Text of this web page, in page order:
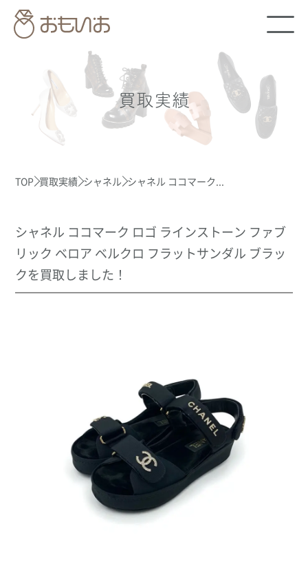
買取実績
TOP 買取実績 シャネル シャネル ココマーク...
シャネル ココマーク ロゴ ラインストーン ファブ
リック ベロア ベルクロ フラットサンダル ブラッ
クを買取しました！